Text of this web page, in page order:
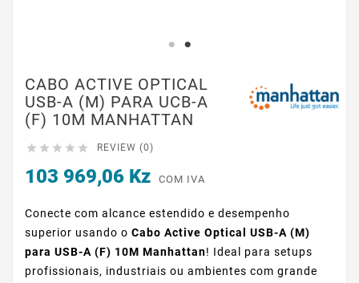
CABO ACTIVE OPTICAL
USB-A (M) PARA UCB-A
(F) 10M MANHATTAN
     REVIEW (0)
103 969,06 Kz COM IVA
Conecte com alcance estendido e desempenho
superior usando o Cabo Active Optical USB-A (M)
para USB-A (F) 10M Manhattan! Ideal para setups
profissionais, industriais ou ambientes com grande